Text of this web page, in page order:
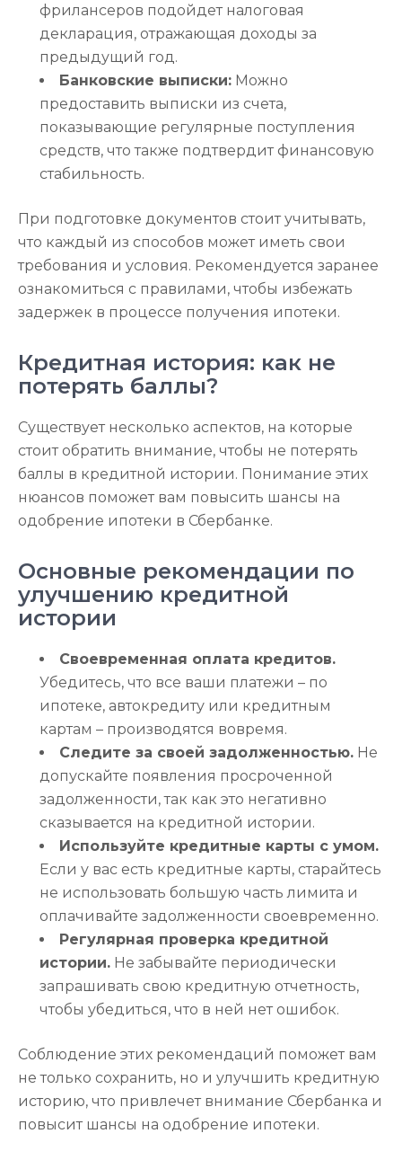
фрилансеров подойдет налоговая
декларация, отражающая доходы за
предыдущий год.
Банковские выписки: Можно
предоставить выписки из счета,
показывающие регулярные поступления
средств, что также подтвердит финансовую
стабильность.
При подготовке документов стоит учитывать,
что каждый из способов может иметь свои
требования и условия. Рекомендуется заранее
ознакомиться с правилами, чтобы избежать
задержек в процессе получения ипотеки.
Кредитная история: как не
потерять баллы?
Существует несколько аспектов, на которые
стоит обратить внимание, чтобы не потерять
баллы в кредитной истории. Понимание этих
нюансов поможет вам повысить шансы на
одобрение ипотеки в Сбербанке.
Основные рекомендации по
улучшению кредитной
истории
Своевременная оплата кредитов.
Убедитесь, что все ваши платежи – по
ипотеке, автокредиту или кредитным
картам – производятся вовремя.
Следите за своей задолженностью. Не
допускайте появления просроченной
задолженности, так как это негативно
сказывается на кредитной истории.
Используйте кредитные карты с умом.
Если у вас есть кредитные карты, старайтесь
не использовать большую часть лимита и
оплачивайте задолженности своевременно.
Регулярная проверка кредитной
истории. Не забывайте периодически
запрашивать свою кредитную отчетность,
чтобы убедиться, что в ней нет ошибок.
Соблюдение этих рекомендаций поможет вам
не только сохранить, но и улучшить кредитную
историю, что привлечет внимание Сбербанка и
повысит шансы на одобрение ипотеки.